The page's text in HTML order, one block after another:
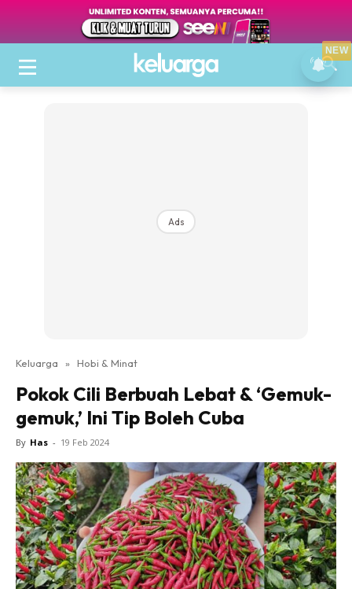
Ads
Keluarga » Hobi & Minat
Pokok Cili Berbuah Lebat & ‘Gemuk-
gemuk,’ Ini Tip Boleh Cuba
By Has - 19 Feb 2024
NEW